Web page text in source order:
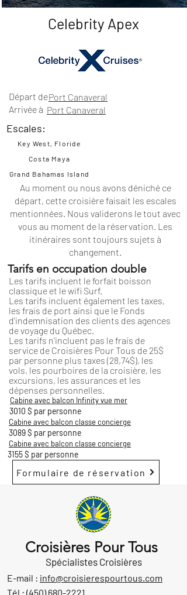
Celebrity Apex
Départ de
Arrivée à
Port Canaveral
Port Canaveral
Escales:
Key West, Floride
Costa Maya
Grand Bahamas Island
Au moment ou nous avons déniché ce
départ, cette croisière faisait les escales
mentionnées. Nous validerons le tout avec
vous au moment de la réservation. Les
itinéraires sont toujours sujets à
changement.
Tarifs en occupation double
Les tarifs incluent le forfait boisson
classique et le wifi Surf.
Les tarifs incluent également les taxes,
les frais de port ainsi que le Fonds
d'indemnisation des clients des agences
de voyage du Québec.
Les tarifs n'incluent pas le frais de
service de Croisières Pour Tous de 25$
par personne plus taxes (28,74$), les
vols, les pourboires de la croisière, les
excursions, les assurances et les
dépenses personnelles.
Cabine avec balcon Infinity vue mer
3010 $ par personne
Cabine avec balcon classe concierge
3089 $ par personne
Cabine avec balcon classe concierge
3155 $ par personne
Formulaire de réservation
Croisières Pour Tous
Spécialistes Croisières
E-mail : info@croisierespourtous.com
Tél : (450) 680-2221